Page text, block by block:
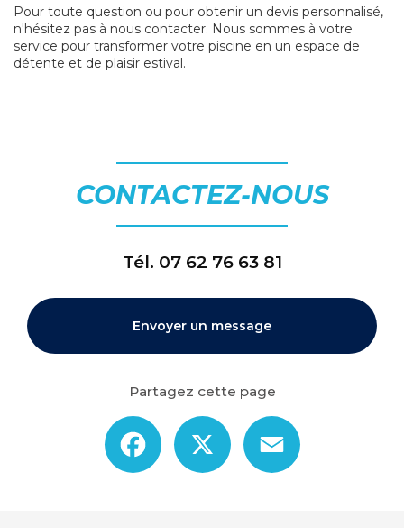
Pour toute question ou pour obtenir un devis personnalisé,
n'hésitez pas à nous contacter. Nous sommes à votre
service pour transformer votre piscine en un espace de
détente et de plaisir estival.
CONTACTEZ-NOUS
Tél. 07 62 76 63 81
Envoyer un message
Partagez cette page
Facebook